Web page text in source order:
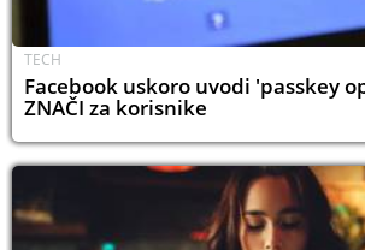
TECH
Facebook uskoro uvodi 'passkey
ZNAČI za korisnike